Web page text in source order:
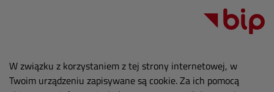
W związku z korzystaniem z tej strony internetowej, w
Twoim urządzeniu zapisywane są cookie. Za ich pomocą